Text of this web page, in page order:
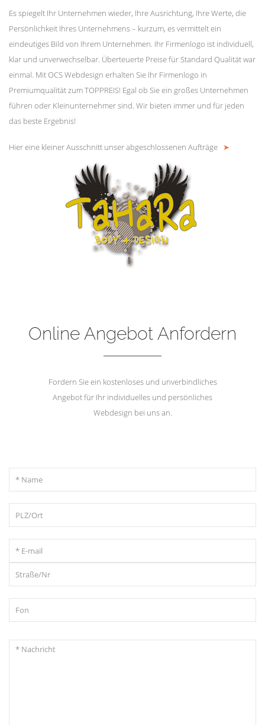
Es spiegelt Ihr Unternehmen wieder, Ihre Ausrichtung, Ihre Werte, die
Persönlichkeit Ihres Unternehmens – kurzum, es vermittelt ein
eindeutiges Bild von Ihrem Unternehmen. Ihr Firmenlogo ist individuell,
klar und unverwechselbar. Überteuerte Preise für Standard Qualität war
einmal. Mit OCS Webdesign erhalten Sie Ihr Firmenlogo in
Premiumqualität zum TOPPREIS! Egal ob Sie ein großes Unternehmen
führen oder Kleinunternehmer sind. Wir bieten immer und für jeden
das beste Ergebnis!
Hier eine kleiner Ausschnitt unser abgeschlossenen Aufträge ➤
Online Angebot Anfordern
Fordern Sie ein kostenloses und unverbindliches
Angebot für Ihr individuelles und persönliches
Webdesign bei uns an.